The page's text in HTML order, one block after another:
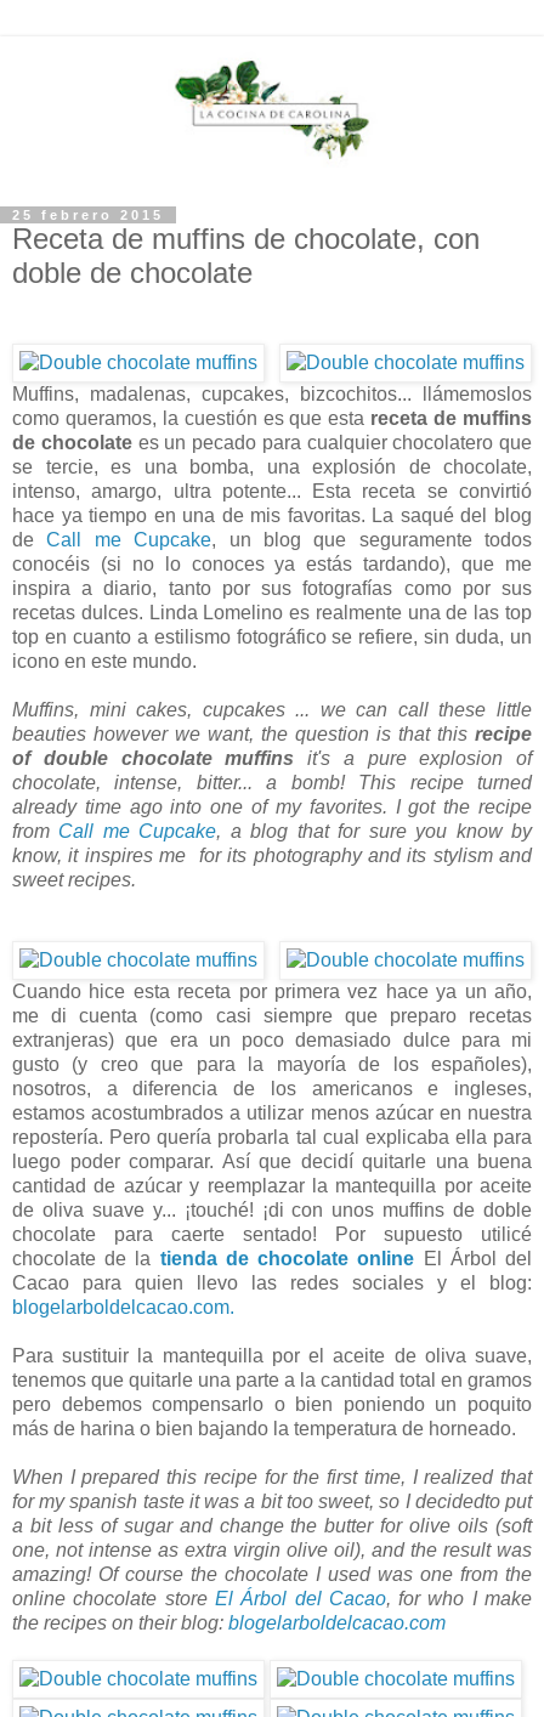
25 febrero 2015
Receta de muffins de chocolate, con
doble de chocolate
Muffins, madalenas, cupcakes, bizcochitos... llámemoslos
como queramos, la cuestión es que esta receta de muffins
de chocolatees un pecado para cualquier chocolatero que
se tercie, es una bomba, una explosión de chocolate,
intenso, amargo, ultra potente... Esta receta se convirtió
hace ya tiempo en una de mis favoritas. La saqué del blog
deCall me Cupcake, un blog que seguramente todos
conocéis (si no lo conoces ya estás tardando), que me
inspira a diario, tanto por sus fotografías como por sus
recetas dulces. Linda Lomelino es realmente una de las top
top en cuanto a estilismo fotográfico se refiere, sin duda, un
icono en este mundo.
Muffins, mini cakes, cupcakes ... we can call these little
beauties however we want, the question is that this recipe
of double chocolate muffins it's a pure explosion of
chocolate, intense, bitter... a bomb! This recipe turned
already time ago into one of my favorites. I got the recipe
from Call me Cupcake, a blog that for sure you know by
know, it inspires me for its photography and its stylism and
sweet recipes.
Cuando hice esta receta por primera vez hace ya un año,
me di cuenta (como casi siempre que preparo recetas
extranjeras) que era un poco demasiado dulce para mi
gusto (y creo que para la mayoría de los españoles),
nosotros, a diferencia de los americanos e ingleses,
estamos acostumbrados a utilizar menos azúcar en nuestra
repostería. Pero quería probarla tal cual explicaba ella para
luego poder comparar. Así que decidí quitarle una buena
cantidad de azúcar y reemplazar la mantequilla por aceite
de oliva suave y... ¡touché! ¡di con unos muffins de doble
chocolate para caerte sentado! Por supuesto utilicé
chocolate de la tienda de chocolate online El Árbol del
Cacao para quien llevo las redes sociales y el blog:
blogelarboldelcacao.com.
Para sustituir la mantequilla por el aceite de oliva suave,
tenemos que quitarle una parte a la cantidad total en gramos
pero debemos compensarlo o bien poniendo un poquito
más de harina o bien bajando la temperatura de horneado.
When I prepared this recipe for the first time, I realized that
for my spanish taste it was a bit too sweet, so I decidedto put
a bit less of sugar and change the butter for olive oils (soft
one, not intense as extra virgin olive oil), and the result was
amazing! Of course the chocolate I used was one from the
online chocolate store El Árbol del Cacao, for who I make
the recipes on their blog: blogelarboldelcacao.com